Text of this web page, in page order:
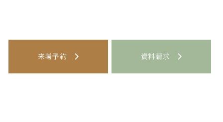
来場予約 資料請求